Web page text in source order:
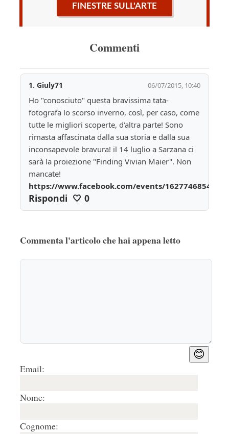
FINESTRE SULL'ARTE
Commenti
1. Giuly71 06/07/2015, 10:40
Ho "conosciuto" questa bravissima tata-
fotografa lo scorso inverno, così, per caso, come
tutte le migliori scoperte, d'altra parte! Sono
rimasta affascinata dalla sua storia e dalla sua
inconsapevole bravura! il 14 luglio a Sarzana ci
sarà la proiezione "Finding Vivian Maier". Non
https://www.facebook.com/events/
Rispondi 🤍 0
Commenta l'articolo che hai appena letto
😊
Email:
Nome:
Cognome: